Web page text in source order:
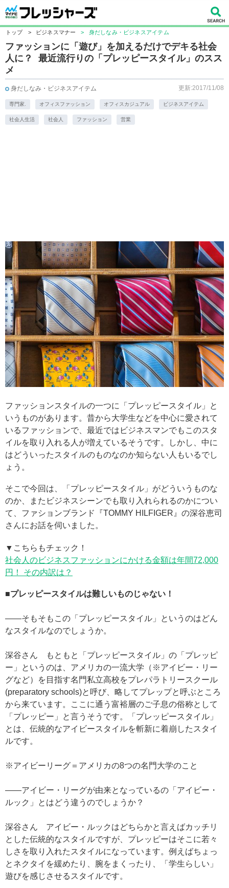
トップ > ビジネスマナー > 身だしなみ・ビジネスアイテム
ファッションに「遊び」を加えるだけでデキる社会
人に？ 最近流行りの「プレッピースタイル」のスス
メ
身だしなみ・ビジネスアイテム 更新:2017/11/08
専門家. オフィスファッション オフィスカジュアル ビジネスアイテム
社会人生活 社会人 ファッション 営業
ファッションスタイルの一つに「プレッピースタイル」と
いうものがあります。昔から大学生などを中心に愛されて
いるファッションで、最近ではビジネスマンでもこのスタ
イルを取り入れる人が増えているそうです。しかし、中に
はどういったスタイルのものなのか知らない人もいるでし
ょう。
そこで今回は、「プレッピースタイル」がどういうものな
のか、またビジネスシーンでも取り入れられるのかについ
て、ファションブランド『TOMMY HILFIGER』の深谷恵司
さんにお話を伺いました。
▼こちらもチェック！
社会人のビジネスファッションにかける金額は年間72,000
円！ その内訳は？
■プレッピースタイルは難しいものじゃない！
——そもそもこの「プレッピースタイル」というのはどん
なスタイルなのでしょうか。
深谷さん もともと「プレッピースタイル」の「プレッピ
ー」というのは、アメリカの一流大学（※アイビー・リー
グなど）を目指す名門私立高校をプレパラトリースクール
(preparatory schools)と呼び、略してプレップと呼ぶところ
から来ています。ここに通う富裕層のご子息の俗称として
「プレッピー」と言うそうです。「プレッピースタイル」
とは、伝統的なアイビースタイルを斬新に着崩したスタイ
ルです。
※アイビーリーグ＝アメリカの8つの名門大学のこと
——アイビー・リーグが由来となっているの「アイビー・
ルック」とはどう違うのでしょうか？
深谷さん アイビー・ルックはどちらかと言えばカッチリ
とした伝統的なスタイルですが、プレッピーはそこに若々
しさを取り入れたスタイルになっています。例えばちょっ
とネクタイを緩めたり、腕をまくったり、「学生らしい」
遊びを感じさせるスタイルです。